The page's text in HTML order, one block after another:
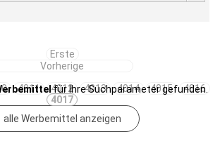
Erste
Vorherige
4011 4012 4013 4014 4015
4016
4017
für Ihre Suchparameter gefunden.
alle Werbemittel anzeigen